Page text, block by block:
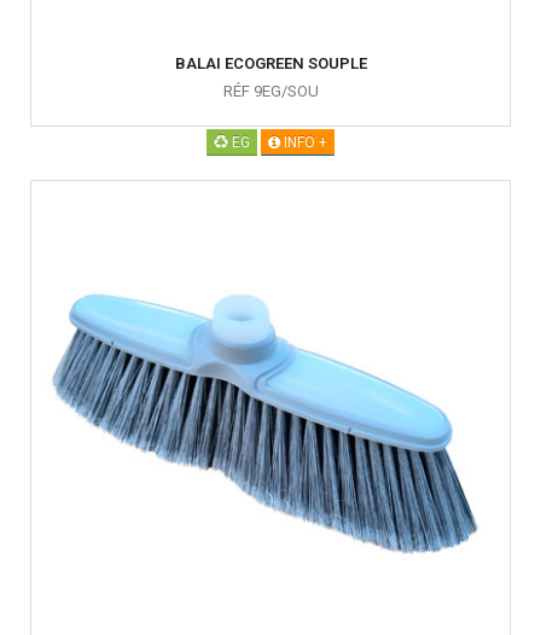
BALAI ECOGREEN SOUPLE
RÉF 9EG/SOU
EG INFO +